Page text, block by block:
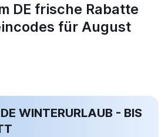
DE frische Rabatte
für August
WINTERURLAUB - BIS